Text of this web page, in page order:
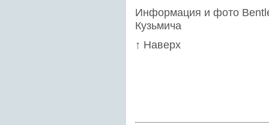
Информация и фото
Кузьмича
↑ Наверх